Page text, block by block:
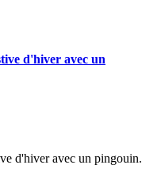
d'hiver avec un
d'hiver avec un pingouin.